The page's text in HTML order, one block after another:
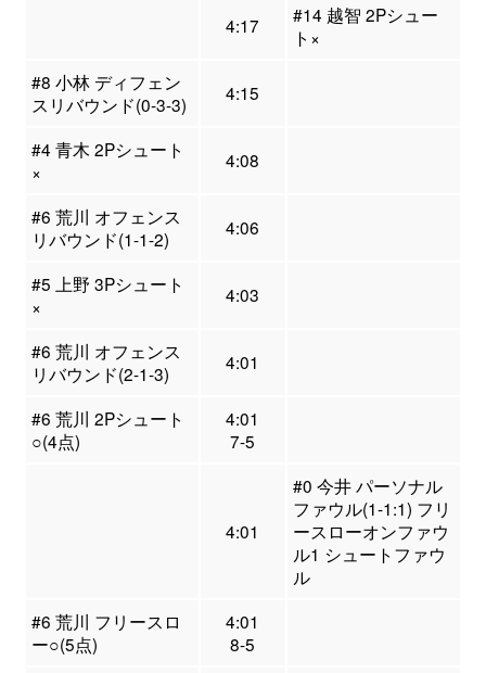
4:17
#14 越智 2Pシュー
ト×
#8 小林 ディフェン
スリバウンド(0-3-3)
4:15
#4 青木 2Pシュート
×
4:08
#6 荒川 オフェンス
リバウンド(1-1-2)
4:06
#5 上野 3Pシュート
×
4:03
#6 荒川 オフェンス
リバウンド(2-1-3)
4:01
#6 荒川 2Pシュート
○(4点)
4:01
7-5
4:01
#0 今井 パーソナル
ファウル(1-1:1) フリ
ースローオンファウ
ル1 シュートファウ
ル
#6 荒川 フリースロ
ー○(5点)
4:01
8-5